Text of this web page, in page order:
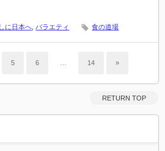
に日本へ バラエティ 食の道場
5 6 14 »
RETURN TOP